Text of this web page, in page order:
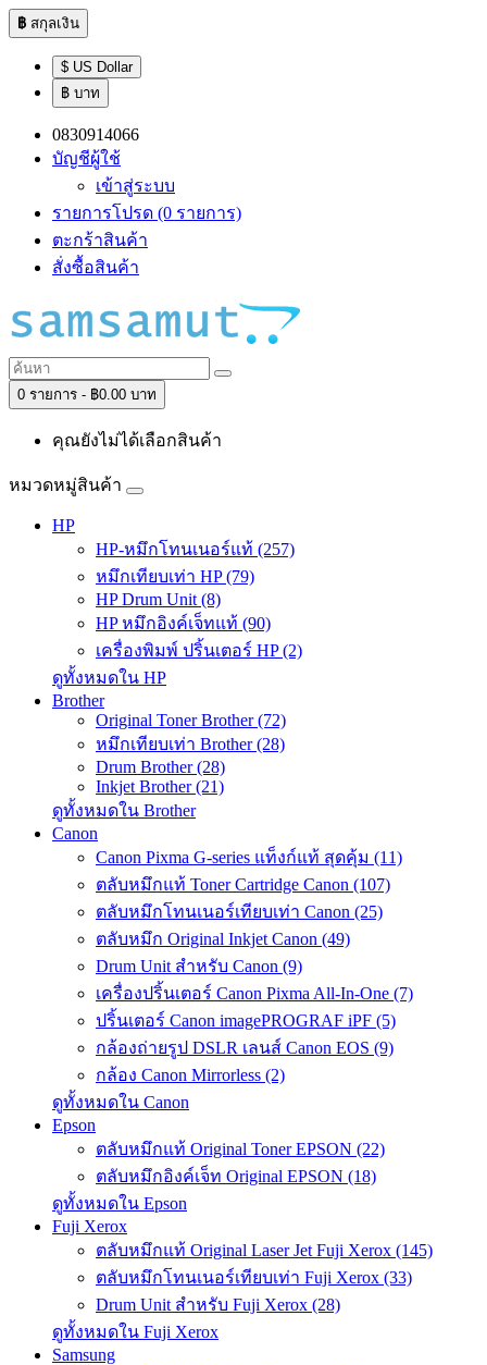
฿ สกุลเงิน
$ US Dollar
฿ บาท
0830914066
บัญชีผู้ใช้
เข้าสู่ระบบ
รายการโปรด (0 รายการ)
ตะกร้าสินค้า
สั่งซื้อสินค้า
0 รายการ - ฿0.00 บาท
คุณยังไม่ได้เลือกสินค้า
หมวดหมู่สินค้า
HP
HP-หมึกโทนเนอร์แท้ (257)
หมึกเทียบเท่า HP (79)
HP Drum Unit (8)
HP หมึกอิงค์เจ็ทแท้ (90)
เครื่องพิมพ์ ปริ้นเตอร์ HP (2)
ดูทั้งหมดใน HP
Brother
Original Toner Brother (72)
หมึกเทียบเท่า Brother (28)
Drum Brother (28)
Inkjet Brother (21)
ดูทั้งหมดใน Brother
Canon
Canon Pixma G-series แท็งก์แท้ สุดคุ้ม (11)
ตลับหมึกแท้ Toner Cartridge Canon (107)
ตลับหมึกโทนเนอร์เทียบเท่า Canon (25)
ตลับหมึก Original Inkjet Canon (49)
Drum Unit สำหรับ Canon (9)
เครื่องปริ้นเตอร์ Canon Pixma All-In-One (7)
ปริ้นเตอร์ Canon imagePROGRAF iPF (5)
กล้องถ่ายรูป DSLR เลนส์ Canon EOS (9)
กล้อง Canon Mirrorless (2)
ดูทั้งหมดใน Canon
Epson
ตลับหมึกแท้ Original Toner EPSON (22)
ตลับหมึกอิงค์เจ็ท Original EPSON (18)
ดูทั้งหมดใน Epson
Fuji Xerox
ตลับหมึกแท้ Original Laser Jet Fuji Xerox (145)
ตลับหมึกโทนเนอร์เทียบเท่า Fuji Xerox (33)
Drum Unit สำหรับ Fuji Xerox (28)
ดูทั้งหมดใน Fuji Xerox
Samsung